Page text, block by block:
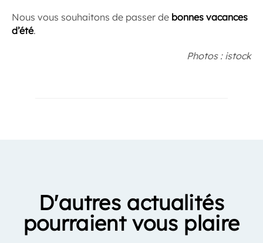
Nous vous souhaitons de passer de bonnes vacances
d’été.
Photos : istock
D'autres actualités
pourraient vous plaire